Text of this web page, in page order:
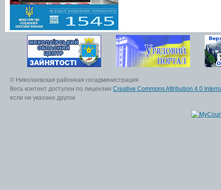
© Николаевская районная госадминистрация
Весь контент доступен по лицензии Creative Commons Attribution 4.0
если не указано другое